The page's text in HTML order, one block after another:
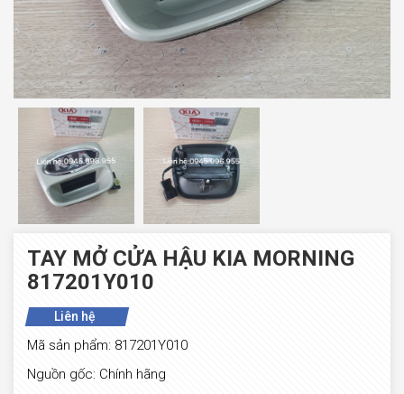
TAY MỞ CỬA HẬU KIA MORNING
817201Y010
Liên hệ
Mã sản phẩm: 817201Y010
Nguồn gốc: Chính hãng